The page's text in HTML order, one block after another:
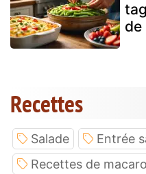
Recettes
Salade Entrée
Recettes de